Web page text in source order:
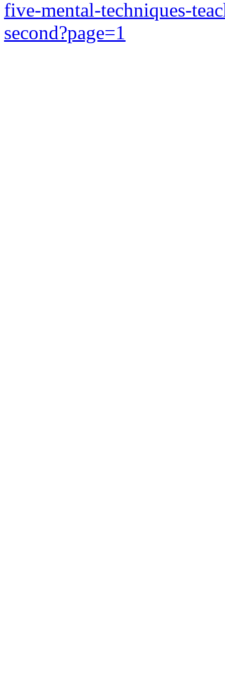
five-mental-techniques-
second?page=1